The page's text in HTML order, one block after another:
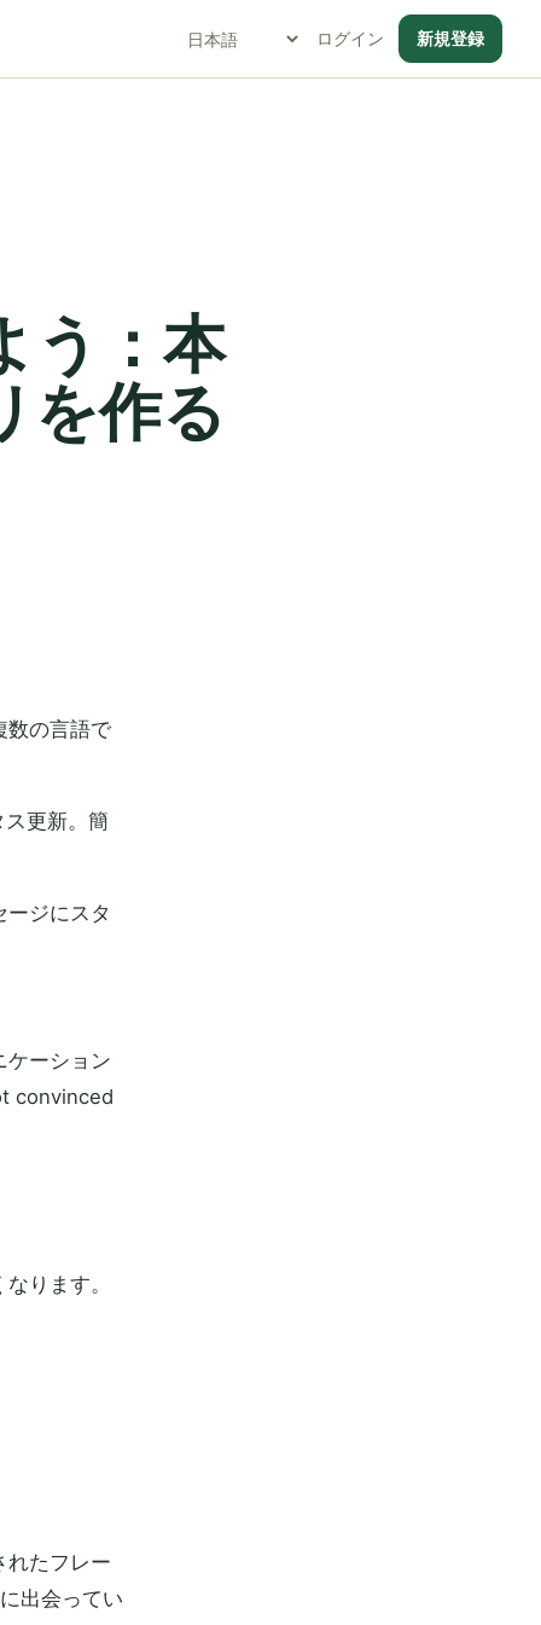
ログイン 新規登録
う：本
を作る
数の言語で
更新。簡
ジにスタ
ケーション
convinced
ります。
れたフレー
出会ってい